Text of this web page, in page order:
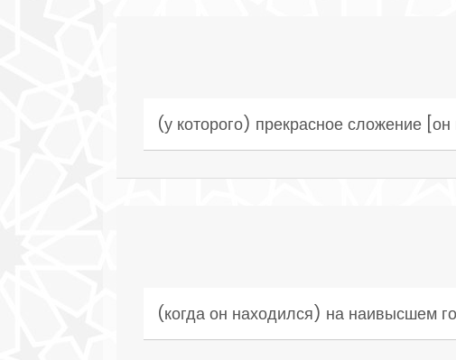
(у которого) прекрасное сложение
(когда он находился) на наивысшем